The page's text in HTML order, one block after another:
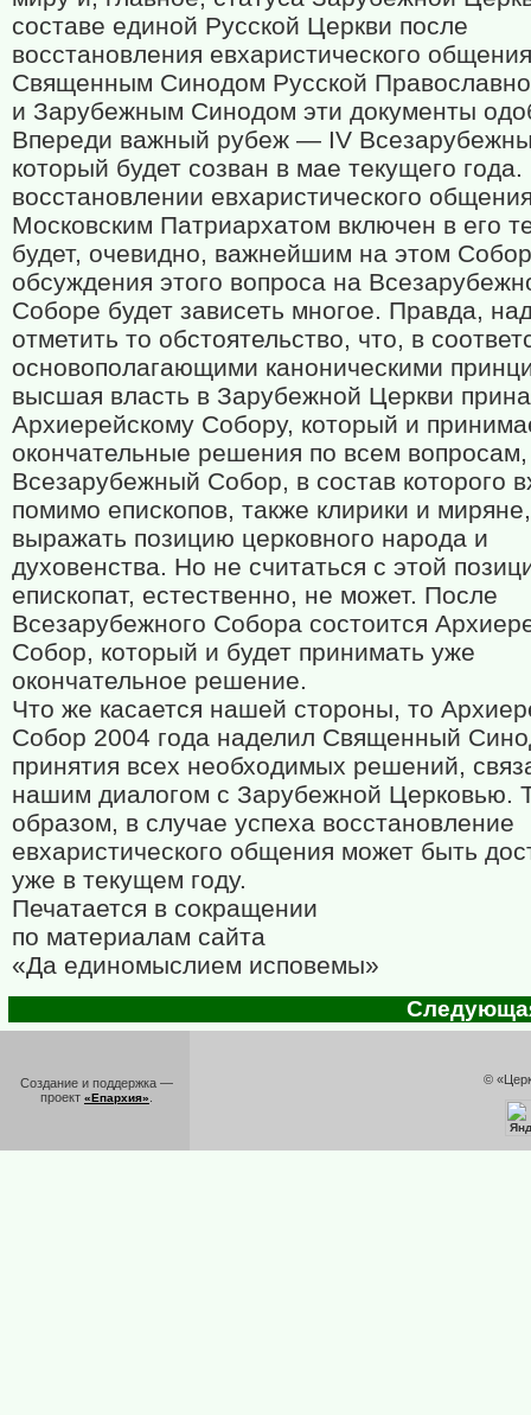
составе единой Русской Церкви после
восстановления евхаристического
Священным Синодом Русской
и Зарубежным Синодом эти документы
Впереди важный рубеж — IV
который будет созван в мае текущего
восстановлении евхаристического
Московским Патриархатом включен в его
будет, очевидно, важнейшим на этом
обсуждения этого вопроса на
Соборе будет зависеть многое. Правда,
отметить то обстоятельство, что, в
основополагающими каноническими
высшая власть в Зарубежной Церкви
Архиерейскому Собору, который и
окончательные решения по всем
Всезарубежный Собор, в состав которого
помимо епископов, также клирики и
выражать позицию церковного народа и
духовенства. Но не считаться с этой
епископат, естественно, не может. После
Всезарубежного Собора состоится
Собор, который и будет принимать уже
окончательное решение.
Что же касается нашей стороны, то
Собор 2004 года наделил Священный
принятия всех необходимых решений,
нашим диалогом с Зарубежной Церковью.
образом, в случае успеха восстановление
евхаристического общения может быть
уже в текущем году.
Печатается в сокращении
по материалам сайта
«Да единомыслием исповемы»
Создание и поддержка —
проект «Епархия»
©